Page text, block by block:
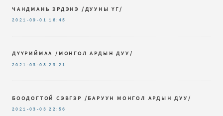
ЧАНДМАНЬ ЭРДЭНЭ /ДУУНЫ ҮГ/
2021-09-01 16:45
ДҮҮРИЙМАА /МОНГОЛ АРДЫН ДУУ/
2021-03-03 23:21
БООДОГТОЙ СЭВГЭР /БАРУУН МОНГОЛ АРДЫН ДУУ/
2021-03-03 22:56